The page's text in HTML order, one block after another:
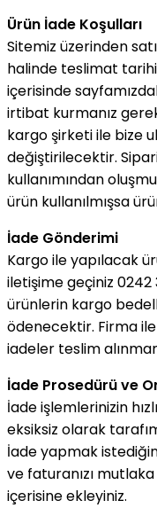
Ürün İade Koşulları
Sitemiz üzerinden
halinde teslimat
içerisinde
irtibat kurmanız
kargo şirketi ile bize
değiştirilecektir.
kullanımından
ürün kullanılmışsa
İade Gönderimi
Kargo ile yapılacak
iletişime geçiniz
ürünlerin kargo
ödenecektir. Firma
iadeler teslim
İade Prosedürü ve
İade işlemlerinizin
eksiksiz olarak
İade yapmak
ve faturanızı
içerisine ekleyiniz.